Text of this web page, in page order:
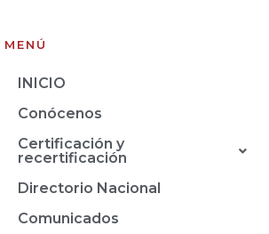
MENÚ
INICIO
Conócenos
Certificación y
recertificación
Directorio Nacional
Comunicados